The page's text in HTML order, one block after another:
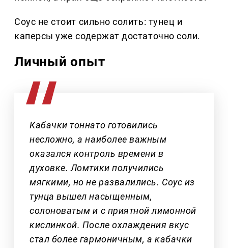
Соус не стоит сильно солить: тунец и
каперсы уже содержат достаточно соли.
Личный опыт
Кабачки тоннато готовились
несложно, а наиболее важным
оказался контроль времени в
духовке. Ломтики получились
мягкими, но не развалились. Соус из
тунца вышел насыщенным,
солоноватым и с приятной лимонной
кислинкой. После охлаждения вкус
стал более гармоничным, а кабачки